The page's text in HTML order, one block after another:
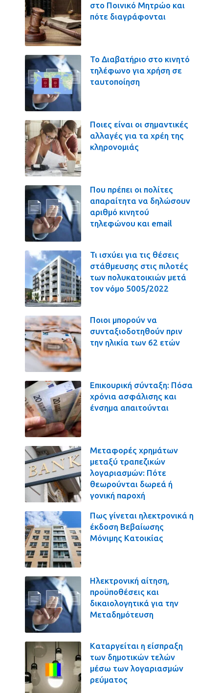
στο Ποινικό Μητρώο και
πότε διαγράφονται
Το Διαβατήριο στο κινητό
τηλέφωνο για χρήση σε
ταυτοποίηση
Ποιες είναι οι σημαντικές
αλλαγές για τα χρέη της
κληρονομιάς
Που πρέπει οι πολίτες
απαραίτητα να δηλώσουν
αριθμό κινητού
τηλεφώνου και email
Τι ισχύει για τις θέσεις
στάθμευσης στις πιλοτές
των πολυκατοικιών μετά
τον νόμο 5005/2022
Ποιοι μπορούν να
συνταξιοδοτηθούν πριν
την ηλικία των 62 ετών
Επικουρική σύνταξη: Πόσα
χρόνια ασφάλισης και
ένσημα απαιτούνται
Μεταφορές χρημάτων
μεταξύ τραπεζικών
λογαριασμών: Πότε
θεωρούνται δωρεά ή
γονική παροχή
Πως γίνεται ηλεκτρονικά η
έκδοση Βεβαίωσης
Μόνιμης Κατοικίας
Ηλεκτρονική αίτηση,
προϋποθέσεις και
δικαιολογητικά για την
Μεταδημότευση
Καταργείται η είσπραξη
των δημοτικών τελών
μέσω των λογαριασμών
ρεύματος